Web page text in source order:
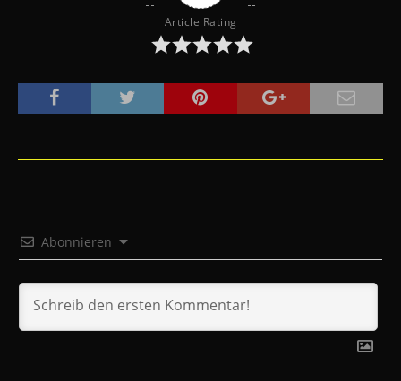
Article Rating
Abonnieren